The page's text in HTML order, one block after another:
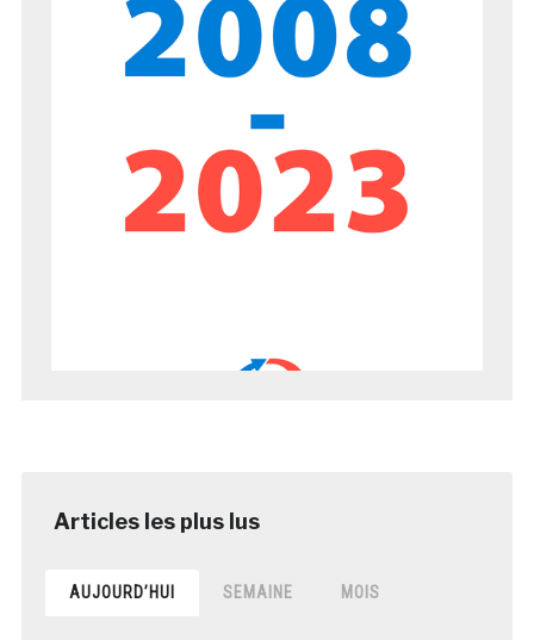
AUJOURD’HUI SEMAINE MOIS